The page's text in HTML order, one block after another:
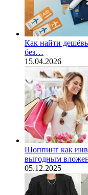
Как найти
без…
15.04.2026
Шоппинг как
выгодным
05.12.2025